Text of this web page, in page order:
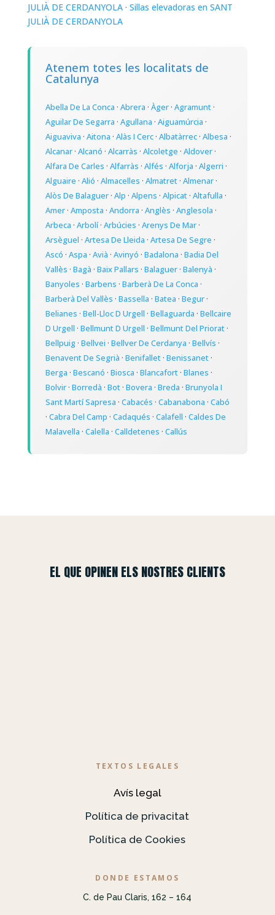
JULIÀ DE CERDANYOLA· Sillas elevadoras en SANT
JULIÀ DE CERDANYOLA
Atenem totes les localitats de
Catalunya
Abella De La Conca · Abrera · Àger· Agramunt·
Aguilar De Segarra · Agullana · Aiguamúrcia ·
Aiguaviva · Aitona · Alàs I Cerc· Albatàrrec· Albesa ·
Alcanar· Alcanó · Alcarràs · Alcoletge · Aldover·
Alfara De Carles · Alfarràs · Alfés · Alforja · Algerri ·
Alguaire · Alió · Almacelles · Almatret· Almenar·
Alòs De Balaguer· Alp · Alpens · Alpicat· Altafulla ·
Amer· Amposta · Andorra · Anglès · Anglesola ·
Arbeca · Arbolí· Arbúcies · Arenys De Mar·
Arsèguel · Artesa De Lleida · Artesa De Segre ·
Ascó · Aspa · Avià · Avinyó · Badalona · Badia Del
Vallès · Bagà · Baix Pallars · Balaguer· Balenyà ·
Banyoles · Barbens · Barberà De La Conca ·
Barberà Del Vallès · Bassella · Batea · Begur·
Belianes · Bell-Lloc D Urgell · Bellaguarda · Bellcaire
D Urgell · Bellmunt D Urgell · Bellmunt Del Priorat·
Bellpuig· Bellvei · Bellver De Cerdanya · Bellvís ·
Benavent De Segrià · Benifallet· Benissanet·
Berga · Bescanó · Biosca · Blancafort· Blanes ·
Bolvir· Borredà · Bot· Bovera · Breda · Brunyola I
Sant Martí Sapresa · Cabacés · Cabanabona · Cabó
· Cabra Del Camp · Cadaqués · Calafell · Caldes De
Malavella · Calella · Calldetenes · Callús
EL QUE OPINEN ELS NOSTRES CLIENTS
TEXTOS LEGALES
Avís legal
Política de privacitat
Política de Cookies
DONDE ESTAMOS
C. de Pau Claris, 162 – 164